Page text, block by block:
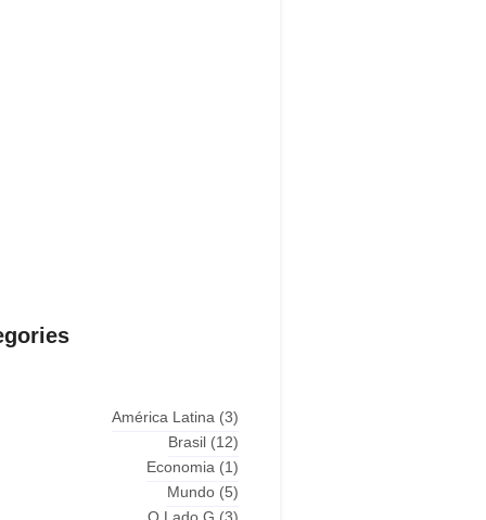
América Latina (3)
Brasil (12)
Economia (1)
Mundo (5)